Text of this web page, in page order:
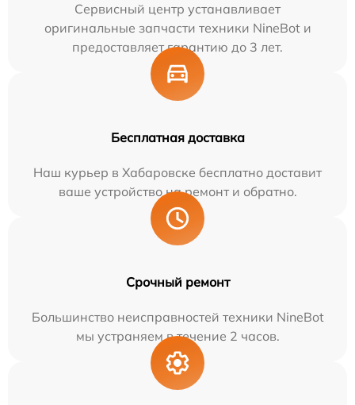
Сервисный центр устанавливает
оригинальные запчасти техники NineBot и
предоставляет гарантию до 3 лет.
Бесплатная доставка
Наш курьер в Хабаровске бесплатно доставит
ваше устройство на ремонт и обратно.
Срочный ремонт
Большинство неисправностей техники NineBot
мы устраняем в течение 2 часов.